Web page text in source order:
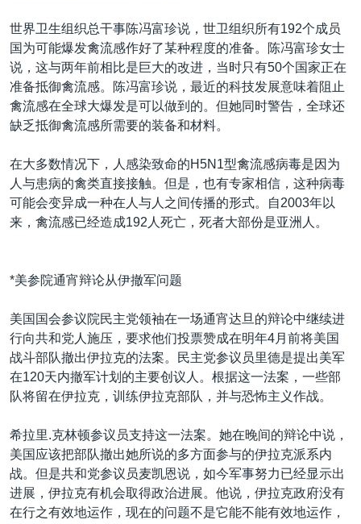
世界卫生组织总干事陈冯富珍说，世卫组织所有192个成员
国为可能爆发禽流感作好了某种程度的准备。陈冯富珍女士
说，这与两年前相比是巨大的改进，当时只有50个国家正在
准备抵御禽流感。陈冯富珍说，最近的科技发展意味着阻止
禽流感在全球大爆发是可以做到的。但她同时警告，全球还
缺乏抵御禽流感所需要的装备和材料。
在大多数情况下，人感染致命的H5N1型禽流感病毒是因为
人与患病的禽类直接接触。但是，也有专家相信，这种病毒
可能会变异成一种在人与人之间传播的形式。自2003年以
来，禽流感已经造成192人死亡，死者大部份是亚洲人。
*美参院通宵辩论从伊撤军问题
美国国会参议院民主党领袖在一场通宵达旦的辩论中继续进
行向共和党人施压，要求他们投票赞成在明年4月前将美国
战斗部队撤出伊拉克的法案。民主党参议员里德是提出美军
在120天内撤军计划的主要创议人。根据这一法案，一些部
队将留在伊拉克，训练伊拉克部队，并与恐怖主义作战。
希拉里.克林顿参议员支持这一法案。她在晚间的辩论中说，
美国应该把部队撤出她所说的多方面参与的伊拉克派系内
战。但是共和党参议员麦凯恩说，如今军事努力已经显示出
进展，伊拉克有机会取得政治进展。他说，伊拉克政府没有
在行之有效地运作，现在的问题不是它能不能有效地运作，